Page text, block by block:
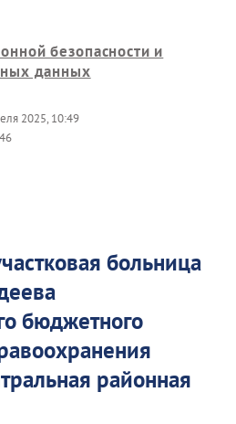
безопасности и
данных
2025, 10:49
больница
бюджетного
районная